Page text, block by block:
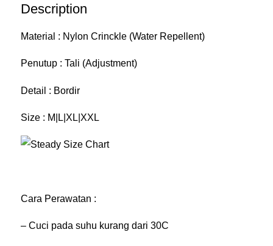
S
I
K
I
T
E
Y
Description
Material : Nylon Crinckle (Water Repellent)
Penutup : Tali (Adjustment)
Detail : Bordir
Size : M|L|XL|XXL
Cara Perawatan :
– Cuci pada suhu kurang dari 30C